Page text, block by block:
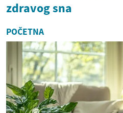
zdravog sna
POČETNA